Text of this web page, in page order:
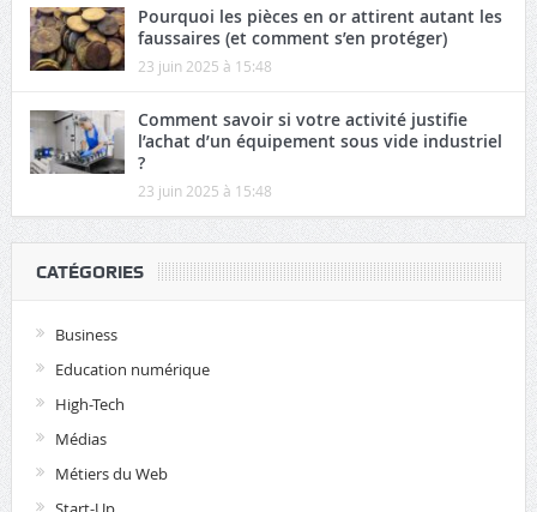
Pourquoi les pièces en or attirent autant les
faussaires (et comment s’en protéger)
23 juin 2025 à 15:48
Comment savoir si votre activité justifie
l’achat d’un équipement sous vide industriel
?
23 juin 2025 à 15:48
CATÉGORIES
Business
Education numérique
High-Tech
Médias
Métiers du Web